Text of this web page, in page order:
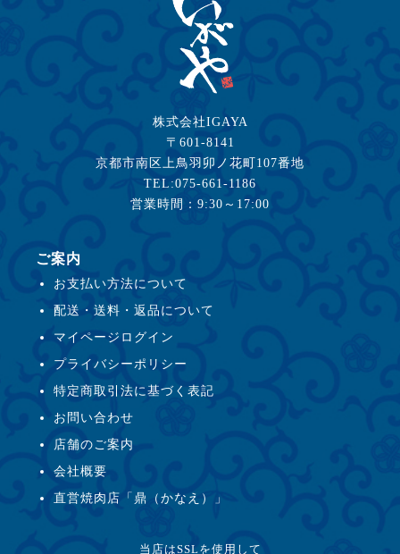
株式会社IGAYA
〒601-8141
京都市南区上鳥羽卯ノ花町107番地
TEL:075-661-1186
営業時間：9:30～17:00
ご案内
お支払い方法について
配送・送料・返品について
マイページログイン
プライバシーポリシー
特定商取引法に基づく表記
お問い合わせ
店舗のご案内
会社概要
直営焼肉店「鼎（かなえ）」
当店はSSLを使用して